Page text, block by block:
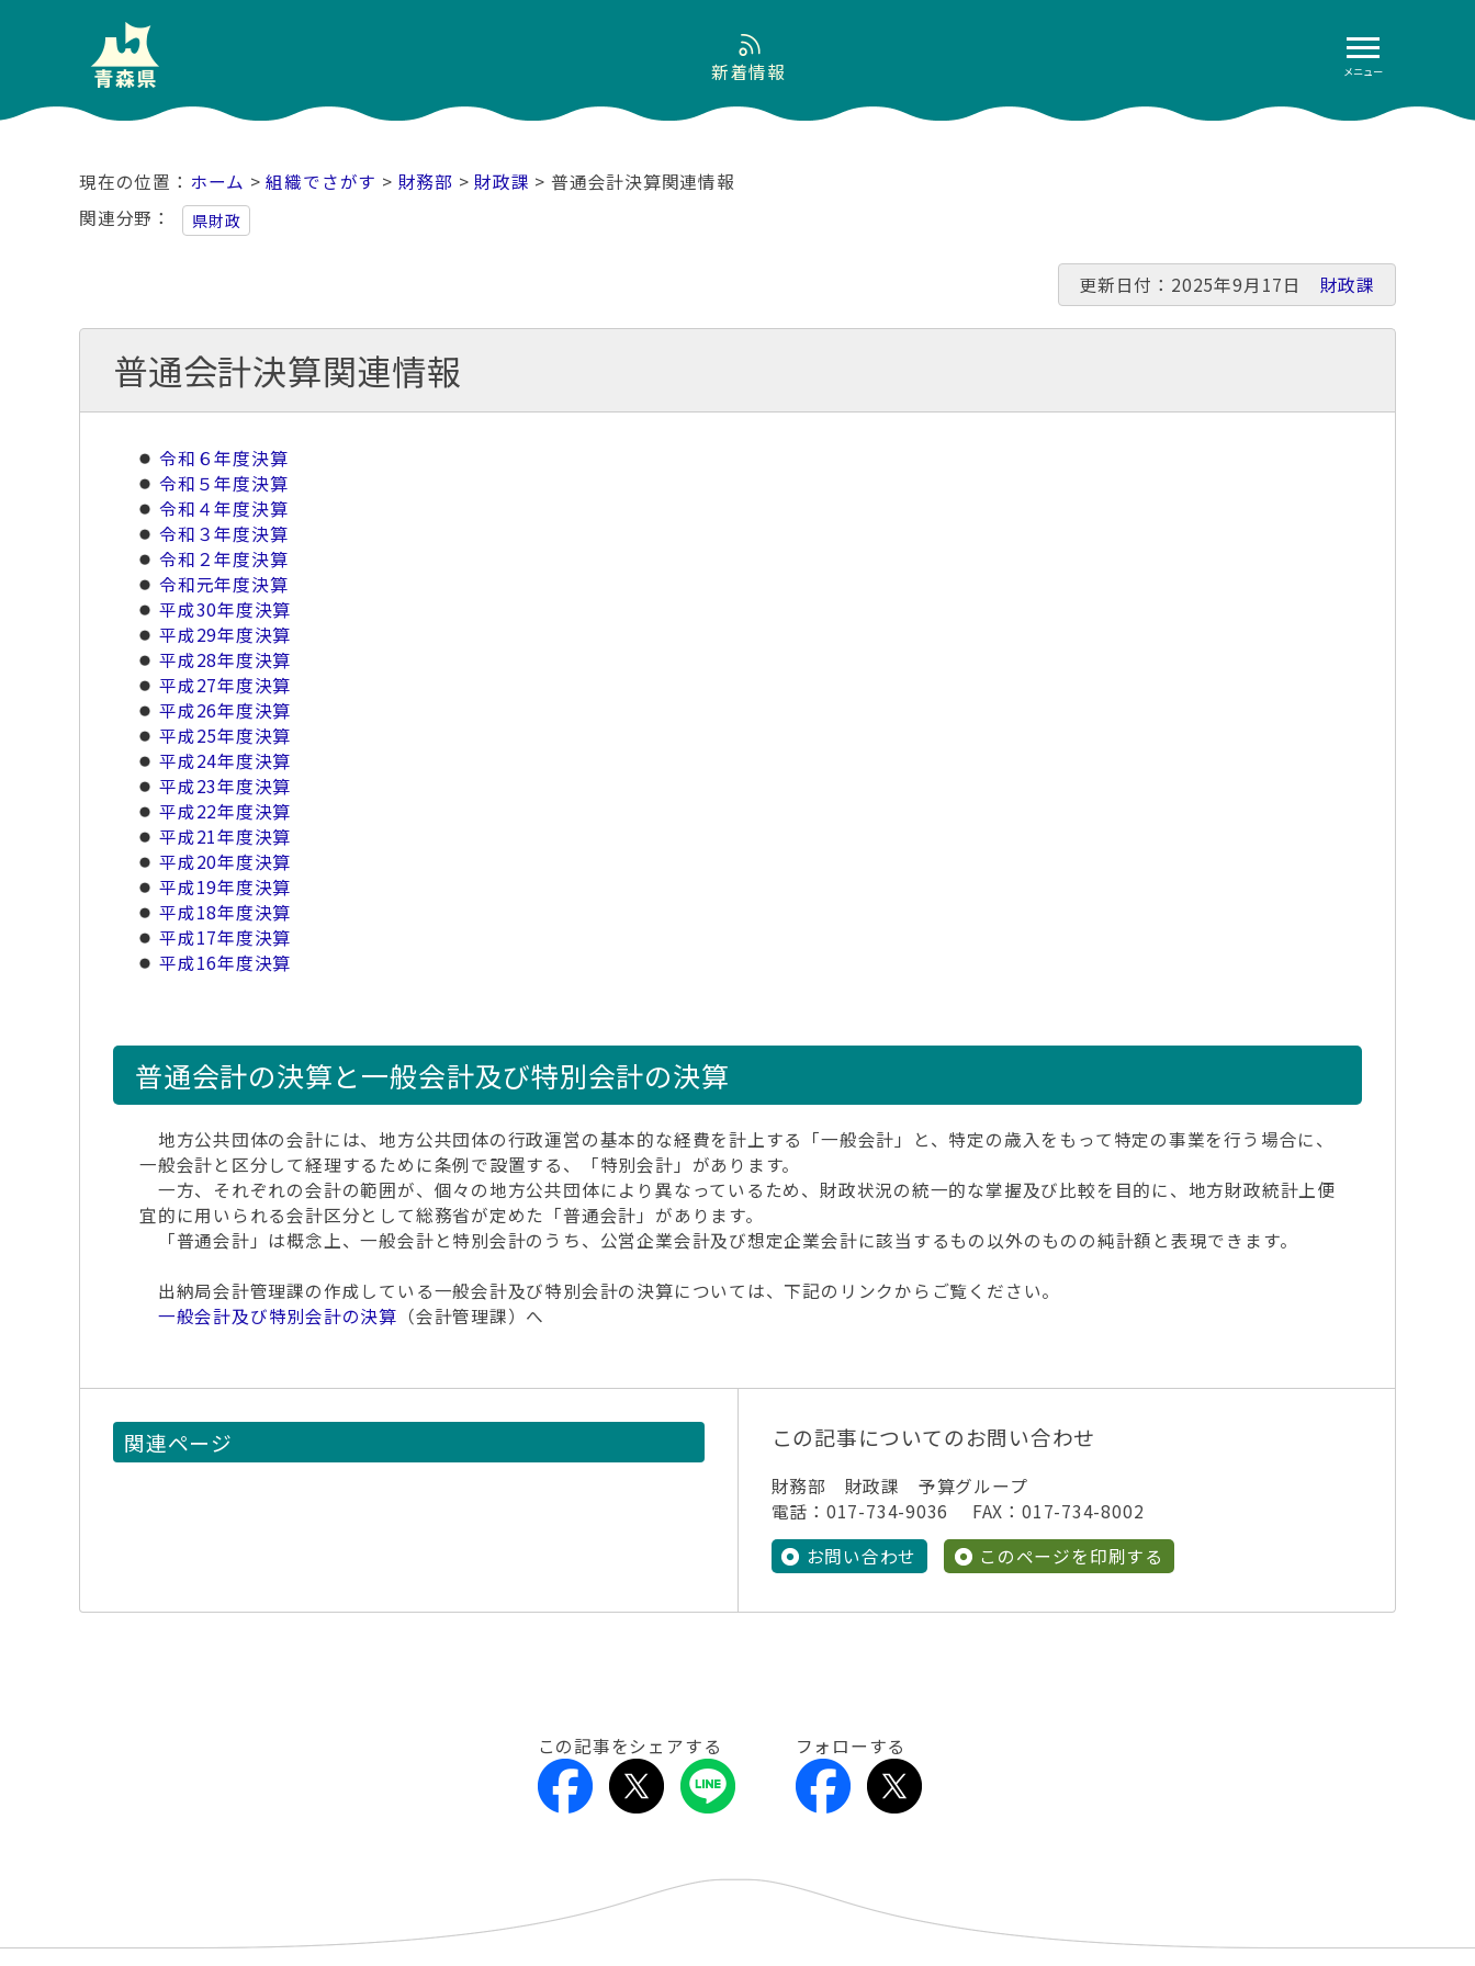
メニュー
新着情報
ホーム >組織でさがす > 財務部 >財政課 > 普通会計決算関連情報
関連分野
県財政
更新日付：2025年9月17日 財政課
普通会計決算関連情報
令和６年度決算
令和５年度決算
令和４年度決算
令和３年度決算
令和２年度決算
令和元年度決算
平成30年度決算
平成29年度決算
平成28年度決算
平成27年度決算
平成26年度決算
平成25年度決算
平成24年度決算
平成23年度決算
平成22年度決算
平成21年度決算
平成20年度決算
平成19年度決算
平成18年度決算
平成17年度決算
平成16年度決算
普通会計の決算と一般会計及び特別会計の決算
地方公共団体の会計には、地方公共団体の行政運営の基本的な経費を計上する「一般会計」と、特定の歳入をもって特定の事業を行う場合に、
一般会計と区分して経理するために条例で設置する、「特別会計」があります。
一方、それぞれの会計の範囲が、個々の地方公共団体により異なっているため、財政状況の統一的な掌握及び比較を目的に、地方財政統計上便
宜的に用いられる会計区分として総務省が定めた「普通会計」があります。
「普通会計」は概念上、一般会計と特別会計のうち、公営企業会計及び想定企業会計に該当するもの以外のものの純計額と表現できます。
出納局会計管理課の作成している一般会計及び特別会計の決算については、下記のリンクからご覧ください。
一般会計及び特別会計の決算 （会計管理課）へ
関連ページ この記事についてのお問い合わせ
財務部 財政課 予算グループ
電話：017-734-9036 FAX：017-734-8002
お問い合わせ
このページを印刷する
この記事をシェアする フォローする